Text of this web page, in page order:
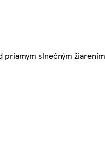
slnečným